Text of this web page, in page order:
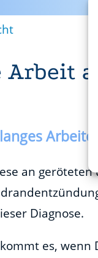
Arbeit
an
Diagnose.
es,